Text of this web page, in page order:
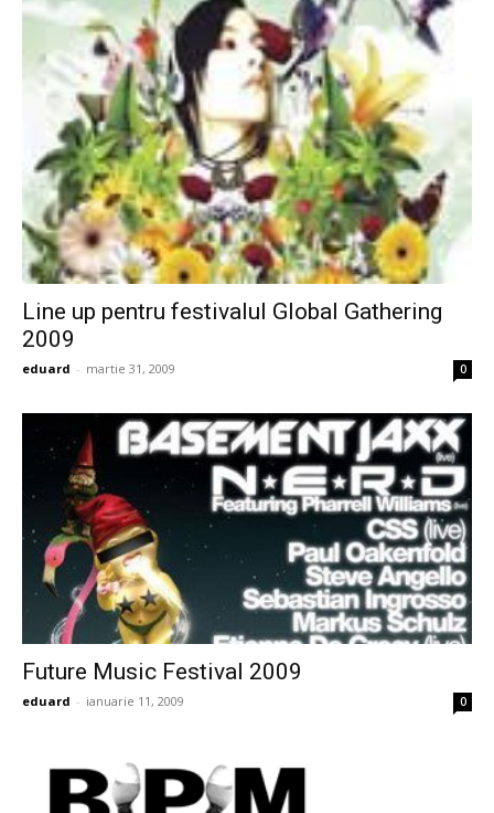
Line up pentru festivalul Global Gathering
2009
eduard - martie 31, 2009 0
Future Music Festival 2009
eduard - ianuarie 11, 2009 0